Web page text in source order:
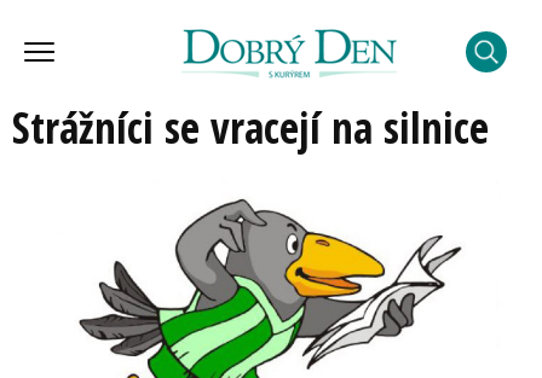
Strážníci se vracejí na silnice